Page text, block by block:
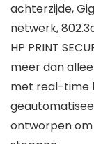
achterzijde,
netwerk,
HP PRINT
meer dan
met real-time
ontworpen